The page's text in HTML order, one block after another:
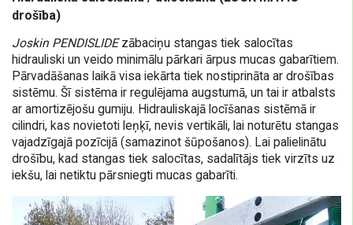
drošība)
Joskin PENDISLIDEzābaciņu stangas tiek salocītas
hidrauliski un veido minimālu pārkari ārpus mucas gabarītiem.
Pārvadāšanas laikā visa iekārta tiek nostiprināta ar drošības
sistēmu. Šī sistēma ir regulējama augstumā, un tai ir atbalsts
ar amortizējošu gumiju. Hidrauliskajā locīšanas sistēmā ir
cilindri, kas novietoti leņķī, nevis vertikāli, lai noturētu stangas
vajadzīgajā pozīcijā (samazinot šūpošanos). Lai palielinātu
drošību, kad stangas tiek salocītas, sadalītājs tiek virzīts uz
iekšu, lai netiktu pārsniegti mucas gabarīti.